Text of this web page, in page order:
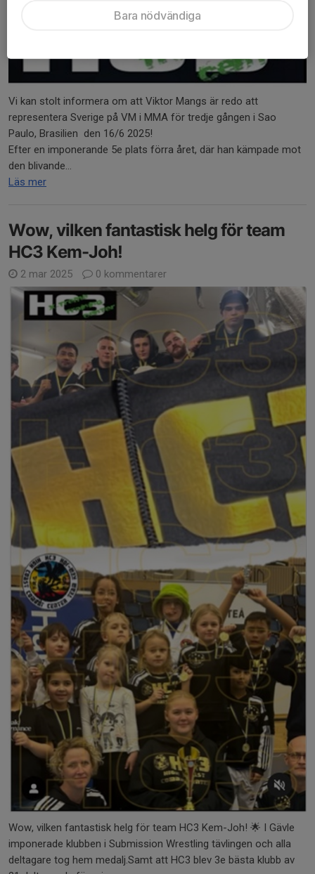
Vi kan stolt informera om att Viktor Mangs är redo att
representera Sverige på VM i MMA för tredje gången i Sao
Paulo, Brasilien den 16/6 2025!
Efter en imponerande 5e plats förra året, där han kämpade mot
den blivande...
Läs mer
Wow, vilken fantastisk helg för team
HC3 Kem-Joh!
2 mar 2025 0 kommentarer
Wow, vilken fantastisk helg för team HC3 Kem-Joh! 🌟 I Gävle
imponerade klubben i Submission Wrestling tävlingen och alla
deltagare tog hem medalj.Samt att HC3 blev 3e bästa klubb av
Bara nödvändiga